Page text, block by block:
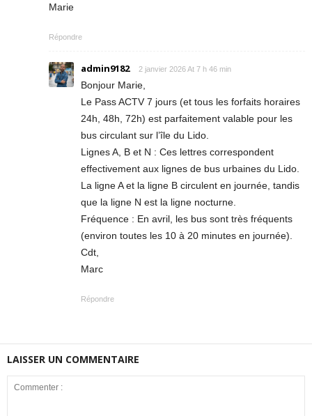
Marie
Répondre
admin9182 2 janvier 2026 At 7 h 46 min
Bonjour Marie,
Le Pass ACTV 7 jours (et tous les forfaits horaires
24h, 48h, 72h) est parfaitement valable pour les
bus circulant sur l’île du Lido.
Lignes A, B et N : Ces lettres correspondent
effectivement aux lignes de bus urbaines du Lido.
La ligne A et la ligne B circulent en journée, tandis
que la ligne N est la ligne nocturne.
Fréquence : En avril, les bus sont très fréquents
(environ toutes les 10 à 20 minutes en journée).
Cdt,
Marc
Répondre
LAISSER UN COMMENTAIRE